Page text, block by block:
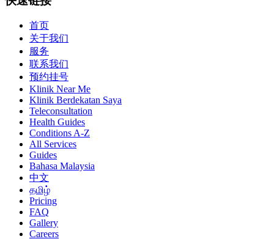
首页
关于我们
服务
联系我们
预约挂号
Klinik Near Me
Klinik Berdekatan Saya
Teleconsultation
Health Guides
Conditions A-Z
All Services
Guides
Bahasa Malaysia
中文
தமிழ்
Pricing
FAQ
Gallery
Careers